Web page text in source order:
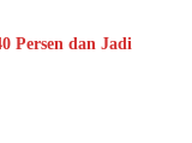
Persen dan Jadi